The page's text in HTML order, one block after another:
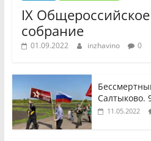
IX
собрание
01.09.2022 inzhavino 0
Салтыково.
11.05.2022